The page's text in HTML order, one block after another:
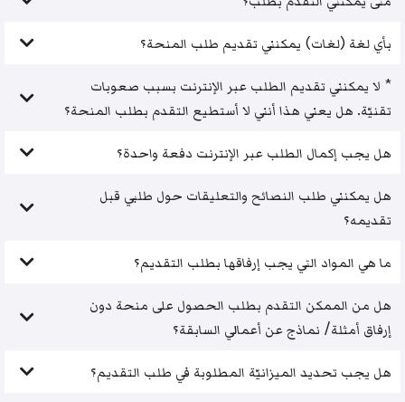
بأي لغة (لغات) يمكنني تقديم طلب المنحة؟
* لا يمكنني تقديم الطلب عبر الإنترنت بسبب صعوبات
تقنيّة. هل يعني هذا أنني لا أستطيع التقدم بطلب المنحة؟
هل يجب إكمال الطلب عبر الإنترنت دفعة واحدة؟
هل يمكنني طلب النصائح والتعليقات حول طلبي قبل
تقديمه؟
ما هي المواد التي يجب إرفاقها بطلب التقديم؟
هل من الممكن التقدم بطلب الحصول على منحة دون
إرفاق أمثلة/ نماذج عن أعمالي السابقة؟
هل يجب تحديد الميزانيّة المطلوبة في طلب التقديم؟